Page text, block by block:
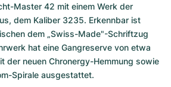
Master 42 mit einem Werk der
dem Kaliber 3235. Erkennbar ist
dem „Swiss-Made"-Schriftzug
hat eine Gangreserve von etwa
der neuen Chronergy-Hemmung sowie
Spirale ausgestattet.